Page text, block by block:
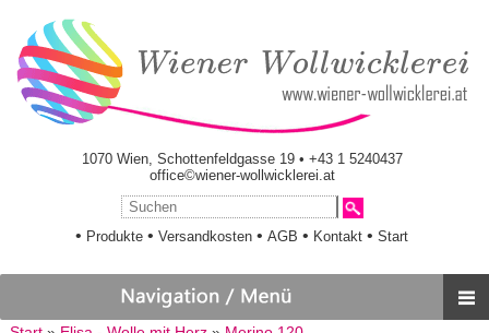
1070 Wien, Schottenfeldgasse 19 • +43 1 5240437
office©wiener-wollwicklerei.at
• Produkte •Versandkosten •AGB • Kontakt •Start